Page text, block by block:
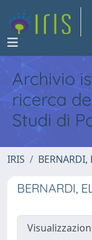
Archivio
ricerca
Studi di
IRIS BERNARDI,
BERNARDI,